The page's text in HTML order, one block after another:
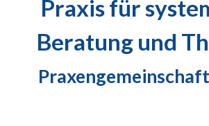
Praxis für
Beratung und